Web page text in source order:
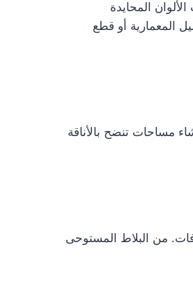
المحايدة
المعمارية أو قطع
مساحات تنضح بالأناقة
من البلاط المستوحى